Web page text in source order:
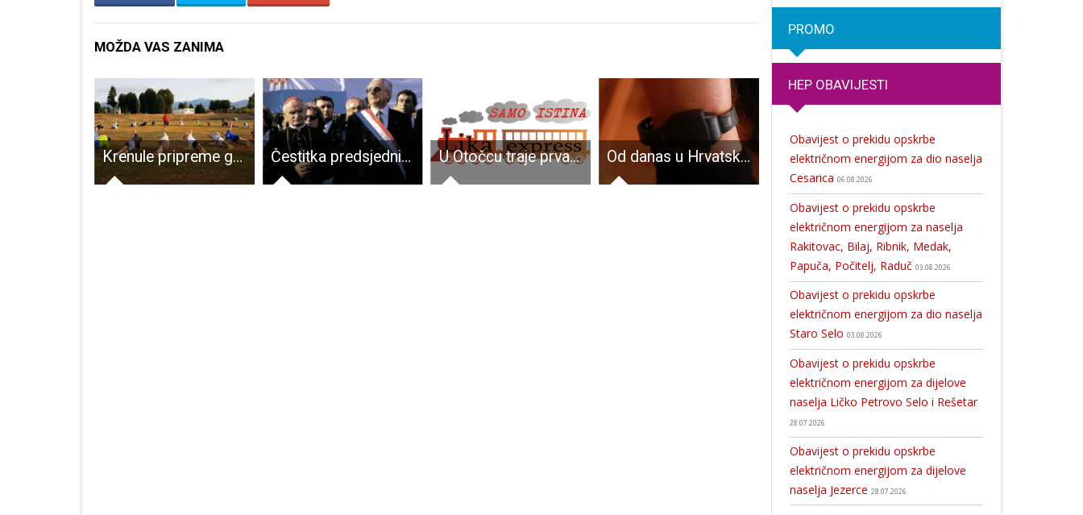
MOŽDA VAS ZANIMA
Krenule pripreme gospićkih rukometaša za novu sezonu Čestitka predsjednika ŽO Zajednice utemeljitelja HDZ-a “Dr. Franjo Tuđman” Ličko-senjske županije Miroslava Petrya U Otočcu traje prva opća planinarska škola Od danas u Hrvatskoj elektronički nadzor osuđenika Udruzi Pčelice trebaju volonteri, ljudi javite se
PROMO
HEP OBAVIJESTI
Obavijest o prekidu opskrbe
električnom energijom za dio naselja
Cesarica 06.08.2026
Obavijest o prekidu opskrbe
električnom energijom za naselja
Rakitovac, Bilaj, Ribnik, Medak,
Papuča, Počitelj, Raduč 03.08.2026
Obavijest o prekidu opskrbe
električnom energijom za dio naselja
Staro Selo 03.08.2026
Obavijest o prekidu opskrbe
električnom energijom za dijelove
naselja Ličko Petrovo Selo i Rešetar
28.07.2026
Obavijest o prekidu opskrbe
električnom energijom za dijelove
naselja Jezerce 28.07.2026